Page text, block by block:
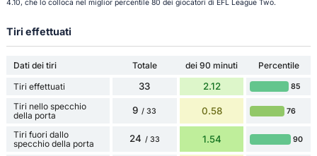
4.10, che lo colloca nel miglior percentile 80 dei giocatori di EFL League Two.
Tiri effettuati
Dati dei tiri Totale dei 90 minuti
Percentile
Tiri effettuati
33 2.12 85
Tiri nello specchio
della porta
9 / 33 0.58 76
Tiri fuori dallo
specchio della porta
24 / 33 1.54 90